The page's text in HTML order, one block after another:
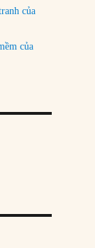
của
của